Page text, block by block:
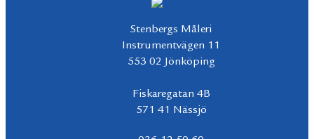
Stenbergs Måleri
Instrumentvägen 11
553 02 Jönköping
Fiskaregatan 4B
571 41 Nässjö